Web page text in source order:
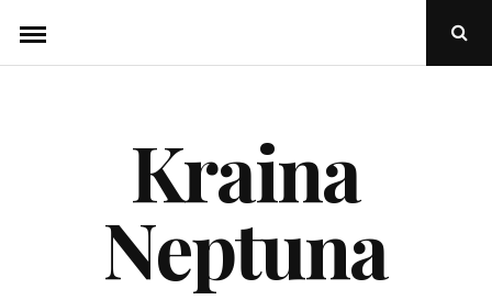
content
Open
Kraina
Neptuna